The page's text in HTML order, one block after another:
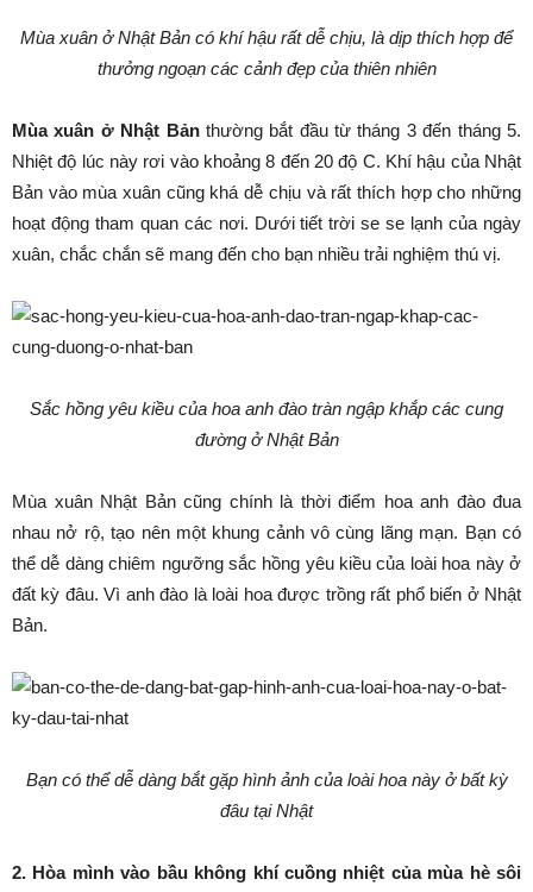
Mùa xuân ở Nhật Bản có khí hậu rất dễ chịu, là dịp thích hợp để
thưởng ngoạn các cảnh đẹp của thiên nhiên
Mùa xuân ở Nhật Bảnthường bắt đầu từ tháng 3 đến tháng 5.
Nhiệt độ lúc này rơi vào khoảng 8 đến 20 độ C. Khí hậu của Nhật
Bản vào mùa xuân cũng khá dễ chịu và rất thích hợp cho những
hoạt động tham quan các nơi. Dưới tiết trời se se lạnh của ngày
xuân, chắc chắn sẽ mang đến cho bạn nhiều trải nghiệm thú vị.
Sắc hồng yêu kiều của hoa anh đào tràn ngập khắp các cung
đường ở Nhật Bản
Mùa xuân Nhật Bản cũng chính là thời điểm hoa anh đào đua
nhau nở rộ, tạo nên một khung cảnh vô cùng lãng mạn. Bạn có
thể dễ dàng chiêm ngưỡng sắc hồng yêu kiều của loài hoa này ở
đất kỳ đâu. Vì anh đào là loài hoa được trồng rất phổ biến ở Nhật
Bản.
Bạn có thể dễ dàng bắt gặp hình ảnh của loài hoa này ở bất kỳ
đâu tại Nhật
2. Hòa mình vào bầu không khí cuồng nhiệt của mùa hè sôi